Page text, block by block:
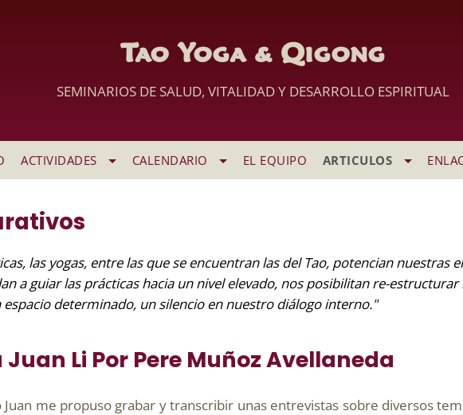
Tao Yoga & Qigong
SEMINARIOS DE SALUD, VITALIDAD Y DESARROLLO ESPIRITUAL
ACTIVIDADES CALENDARIO EL EQUIPO ARTICULOS
las yogas, entre las que se encuentran las del Tao, potencian nuestras
a guiar las prácticas hacia un nivel elevado, nos posibilitan re-
determinado, un silencio en nuestro diálogo interno."
Li Por Pere Muñoz Avellaneda
Juan me propuso grabar y transcribir unas entrevistas sobre diversos